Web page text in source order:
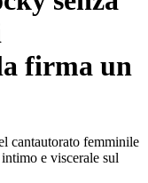
firma un
cantautorato femminile
e viscerale sul